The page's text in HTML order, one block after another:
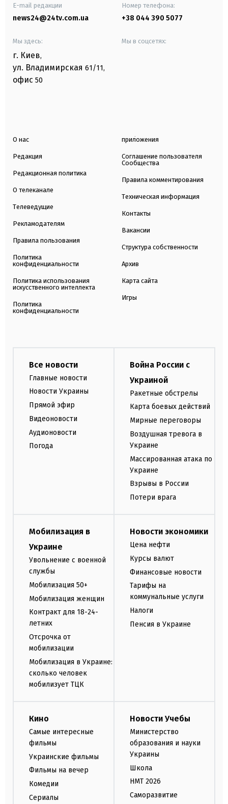
E-mail редакции
news24@24tv.com.ua
Номер телефона:
+38 044 390 5077
Мы здесь:
г. Киев,
ул. Владимирская 61/11,
офис 50
Мы в соцсетях:
О нас
Редакция
Редакционная политика
О телеканале
Телеведущие
Рекламодателям
Правила пользования
Политика
конфиденциальности
Политика использования
искусственного интеллекта
Политика
конфиденциальности
приложения
Соглашение пользователя
Сообщества
Правила комментирования
Техническая информация
Контакты
Вакансии
Структура собственности
Архив
Карта сайта
Игры
Все новости
Главные новости
Новости Украины
Прямой эфир
Видеоновости
Аудионовости
Погода
Война России с
Украиной
Ракетные обстрелы
Карта боевых действий
Мирные переговоры
Воздушная тревога в
Украине
Массированная атака по
Украине
Взрывы в России
Потери врага
Мобилизация в
Украине
Увольнение с военной
службы
Мобилизация 50+
Мобилизация женщин
Контракт для 18-24-
летних
Отсрочка от
мобилизации
Мобилизация в Украине:
сколько человек
мобилизует ТЦК
Новости экономики
Цена нефти
Курсы валют
Финансовые новости
Тарифы на
коммунальные услуги
Налоги
Пенсия в Украине
Кино
Самые интересные
фильмы
Украинские фильмы
Фильмы на вечер
Комедии
Сериалы
Новости Учебы
Министерство
образования и науки
Украины
Школа
НМТ 2026
Саморазвитие